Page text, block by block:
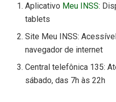
Aplicativo Meu INSS:
tablets
Site Meu INSS:
navegador de internet
Central telefônica 135:
sábado, das 7h às 22h